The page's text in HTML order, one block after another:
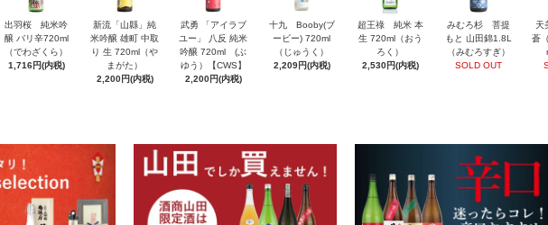
出羽桜 純米吟
醸 バリ辛720ml
（でわざくら）
1,716円(内税)
新流「山縣」純
米吟醸 雄町 中取
り 生 720ml（や
まがた）
2,200円(内税)
武勇 「アイラブ
ユー」 八反 純米
吟醸 720ml (ぶ
ゆう）【CWS】
2,200円(内税)
十九 Booby(ブ
ービー) 720ml
（じゅうく）
2,209円(内税)
超王祿 純米 本
生 720ml（おう
ろく）
2,530円(内税)
みむろ杉 菩提
もと 山田錦1.8L
（みむろすぎ）
SOLD OUT
天
蒼